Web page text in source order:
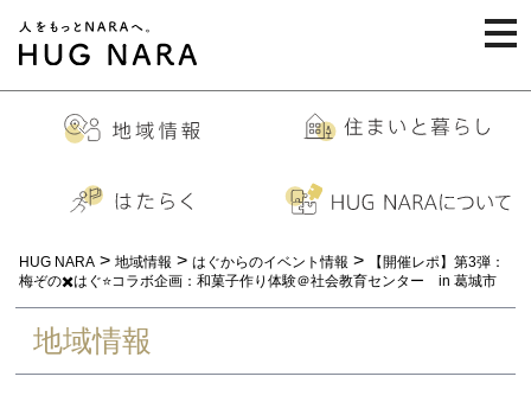
HUG NARA > 地域情報 > はぐからのイベント情報 >
【開催レポ】第3弾：
梅ぞの✖️はぐ⭐️コラボ企画：和菓子作り体験＠社会教育センター in 葛城市
地域情報